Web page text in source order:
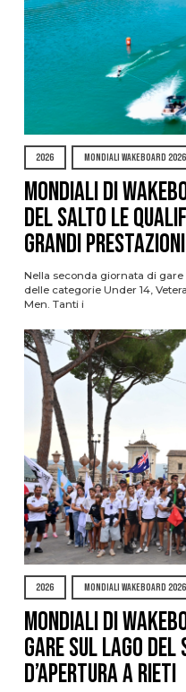
2026 MONDIALI WAKEBOARD 2026
Mondiali di
del Salto le
grandi
Nella seconda giornata di
delle categorie Under 14,
Men. Tanti i
2026 MONDIALI WAKEBOARD 2026
Mondiali di
gare sul Lago
d’apertura a Rieti